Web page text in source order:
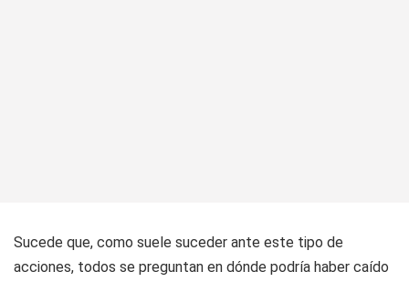
Sucede que, como suele suceder ante este tipo de
acciones, todos se preguntan en dónde podría haber caído